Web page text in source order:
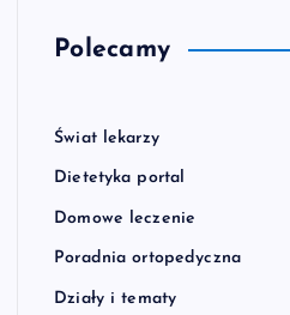
Polecamy
Świat lekarzy
Dietetyka portal
Domowe leczenie
Poradnia ortopedyczna
Działy i tematy